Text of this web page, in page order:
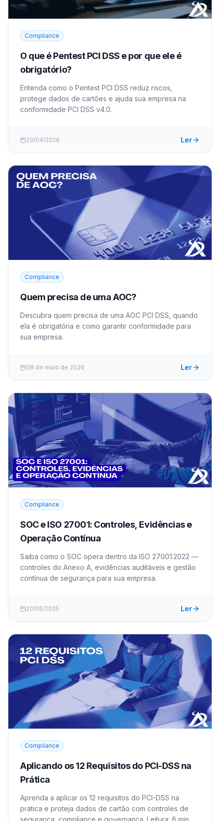
Compliance
O que é Pentest PCI DSS e por que ele é
obrigatório?
Entenda como o Pentest PCI DSS reduz riscos,
protege dados de cartões e ajuda sua empresa na
conformidade PCI DSS v4.0.
20/04/2026 Ler
Compliance
Quem precisa de uma AOC?
Descubra quem precisa de uma AOC PCI DSS, quando
ela é obrigatória e como garantir conformidade para
sua empresa.
08 de maio de 2026 Ler
Compliance
SOC e ISO 27001: Controles, Evidências e
Operação Contínua
Saiba como o SOC opera dentro da ISO 27001:2022 —
controles do Anexo A, evidências auditáveis e gestão
contínua de segurança para sua empresa.
20/05/2025 Ler
Compliance
Aplicando os 12 Requisitos do PCI-DSS na
Prática
Aprenda a aplicar os 12 requisitos do PCI-DSS na
prática e proteja dados de cartão com controles de
segurança, compliance e governança. Leitura: 8 min.